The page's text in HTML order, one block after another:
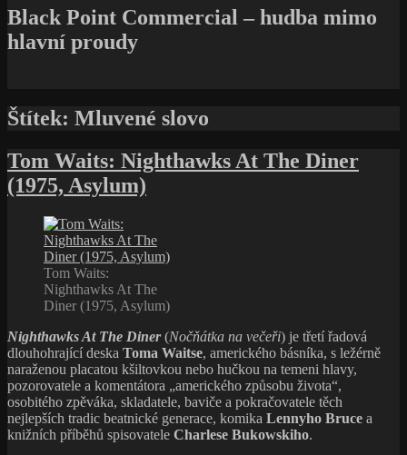
Black Point Commercial – hudba mimo
hlavní proudy
Štítek: Mluvené slovo
Tom Waits: Nighthawks At The Diner
(1975, Asylum)
Tom Waits:
Nighthawks At The
Diner (1975, Asylum)
Nighthawks At The Diner(Nočňátka na večeři) je třetí řadová
dlouhohrající deska Toma Waitse, amerického básníka, s ležérně
naraženou placatou kšiltovkou nebo hučkou na temeni hlavy,
pozorovatele a komentátora „amerického způsobu života“,
osobitého zpěváka, skladatele, baviče a pokračovatele těch
nejlepších tradic beatnické generace, komika Lennyho Bruce a
knižních příběhů spisovatele Charlese Bukowskiho.